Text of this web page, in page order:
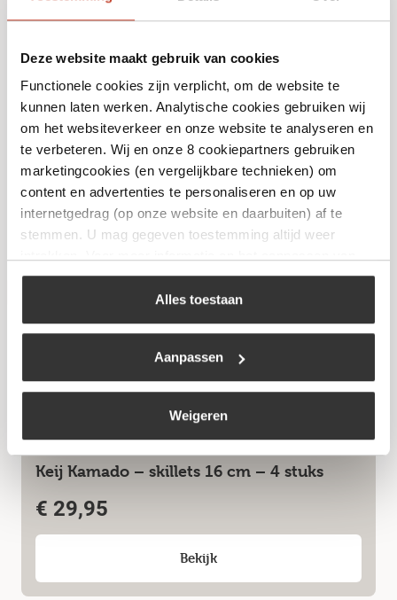
Deze website maakt gebruik van cookies
Functionele cookies zijn verplicht, om de website te
kunnen laten werken. Analytische cookies gebruiken wij
om het websiteverkeer en onze website te analyseren en
te verbeteren. Wij en onze 8 cookiepartners gebruiken
marketingcookies (en vergelijkbare technieken) om
content en advertenties te personaliseren en op uw
internetgedrag (op onze website en daarbuiten) af te
stemmen. U mag gegeven toestemming altijd weer
uw keuze op onze website verwijzen wij u naar ons
Alles toestaan
Aanpassen
Weigeren
Keij Kamado – Plate setter Small – 14 inch
€39,95
Bekijk
Keij Kamado – skillets 16 cm – 4 stuks
€ 29,95
Bekijk